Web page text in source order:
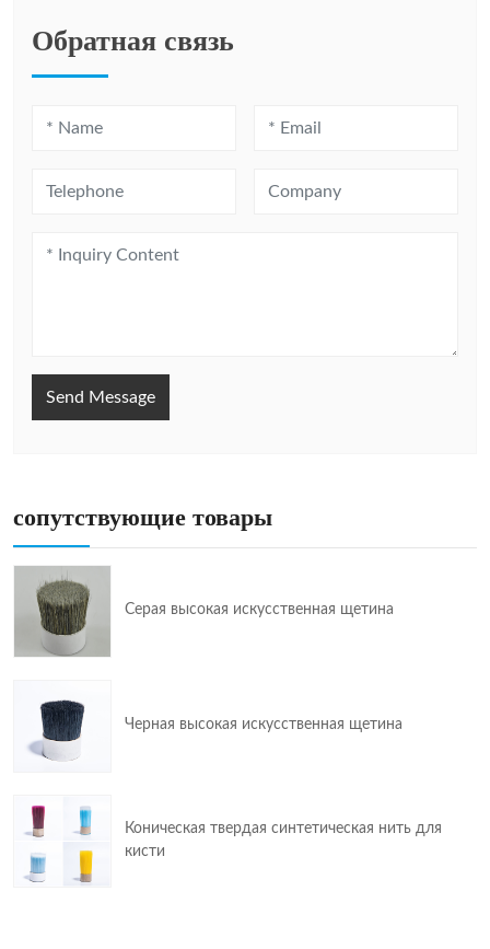
Обратная связь
Send Message
сопутствующие товары
Серая высокая искусственная щетина
Черная высокая искусственная щетина
Коническая твердая синтетическая нить для
кисти